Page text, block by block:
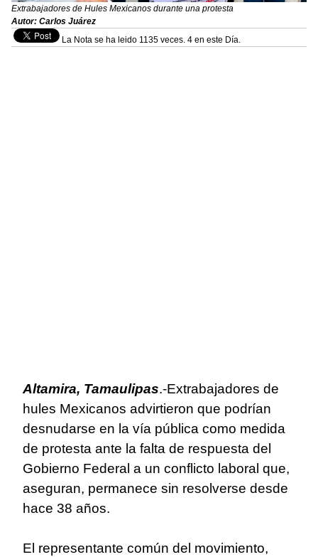
Extrabajadores de Hules Mexicanos durante una protesta
Autor: Carlos Juárez
La Nota se ha leido 1135 veces. 4 en este Día.
Altamira, Tamaulipas.-Extrabajadores de
hules Mexicanos advirtieron que podrían
desnudarse en la vía pública como medida
de protesta ante la falta de respuesta del
Gobierno Federal a un conflicto laboral que,
aseguran, permanece sin resolverse desde
hace 38 años.
El representante común del movimiento,